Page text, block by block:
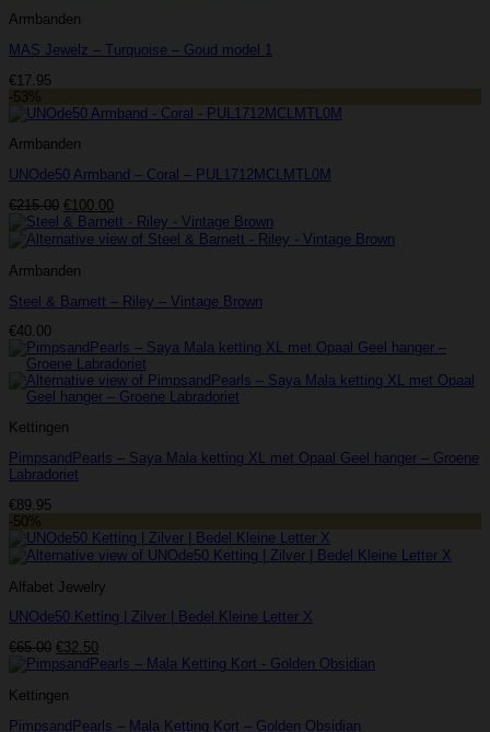
Armbanden
MAS Jewelz – Turquoise – Goud model 1
€17.95
-53%
Armbanden
UNOde50 Armband – Coral – PUL1712MCLMTL0M
€215.00 Oorspronkelijke
prijs
was:
€100.00Huidige
prijs
is:
Armbanden
Steel & Barnett – Riley – Vintage Brown
€40.00
Kettingen
PimpsandPearls – Saya Mala ketting XL met Opaal Geel hanger – Groene
Labradoriet
€89.95
-50%
Alfabet Jewelry
UNOde50 Ketting | Zilver | Bedel Kleine Letter X
€65.00 Oorspronkelijke
prijs
€65.00.
€32.50Huidige
prijs
Kettingen
PimpsandPearls – Mala Ketting Kort – Golden Obsidian